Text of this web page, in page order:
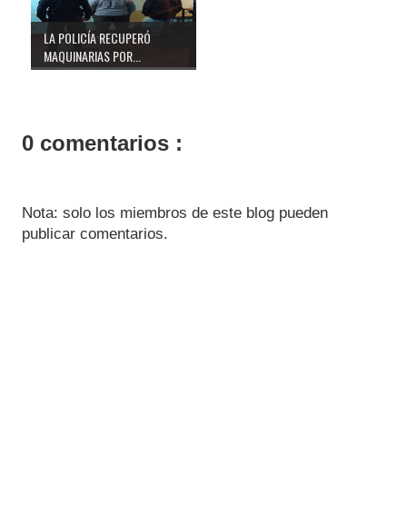
LA POLICÍA RECUPERÓ
MAQUINARIAS POR...
0 comentarios :
Nota: solo los miembros de este blog pueden
publicar comentarios.